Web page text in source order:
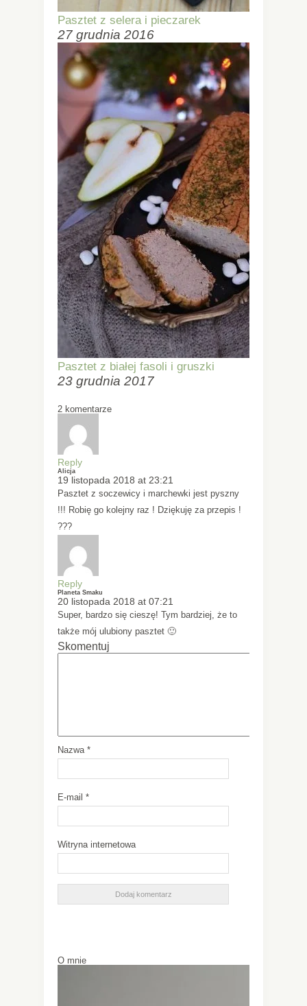
Pasztet z selera i pieczarek
27 grudnia 2016
Pasztet z białej fasoli i gruszki
23 grudnia 2017
2 komentarze
Reply
Alicja
19 listopada 2018 at 23:21
Pasztet z soczewicy i marchewki jest pyszny
!!! Robię go kolejny raz ! Dziękuję za przepis !
???
Reply
Planeta Smaku
20 listopada 2018 at 07:21
Super, bardzo się cieszę! Tym bardziej, że to
także mój ulubiony pasztet 🙂
Skomentuj
Nazwa *
E-mail *
Witryna internetowa
O mnie